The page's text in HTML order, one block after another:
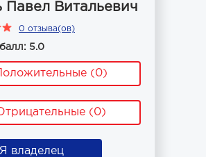
Павел Витальевич
0 отзыва(ов)
5.0
Положительные (0)
(0)
Я владелец